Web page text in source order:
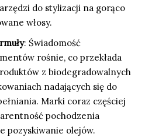
do stylizacji na gorąco
włosy.
: Świadomość
rośnie, co przekłada
z biodegradowalnych
nadających się do
Marki coraz częściej
pochodzenia
pozyskiwanie olejów.